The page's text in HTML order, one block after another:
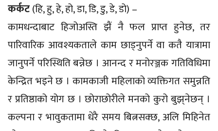
कर्कट(हि, हु, हे, हो, डा, डि, डु, डे, डो) –
कामधन्दाबाट हिजोअस्ति झैं नै फल प्राप्त हुनेछ, तर
पारिवारिक आवश्यकताले काम छाड्नुपर्ने वा कतै यात्रामा
जानुपर्ने परिस्थिति बन्नेछ । आनन्द र मनोरञ्जक गतिविधिमा
केन्द्रित भइने छ । कामकाजी महिलाको व्यक्तिगत समुन्नति
र प्रतिष्ठाको योग छ । छोराछोरीले मनको कुरो बुझ्‌नेछन् ।
कल्पना र भावुकतामा धेरै समय बित्नसक्छ, अलि मिहिनेत